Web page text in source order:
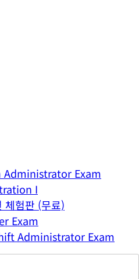
Administrator Exam
I
체험판 (무료)
Exam
Administrator Exam